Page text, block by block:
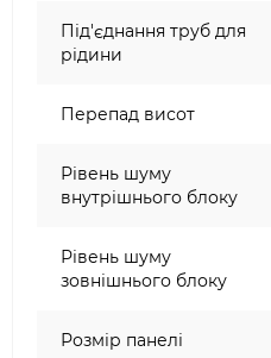
Під'єднання труб для
рідини
Перепад висот
Рівень шуму
внутрішнього блоку
Рівень шуму
зовнішнього блоку
Розмір панелі